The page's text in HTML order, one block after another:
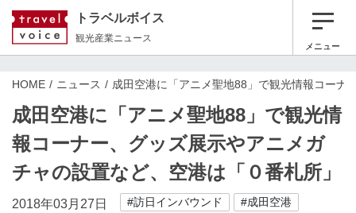
トラベルボイス
観光産業ニュース
メニュー
HOME ニュース 成田空港に「アニメ聖地88」で観光情報コーナ
成田空港に「アニメ聖地88」で観光情
報コーナー、グッズ展示やアニメガ
チャの設置など、空港は「０番札所」
2018年03月27日 #訪日インバウンド #成田空港